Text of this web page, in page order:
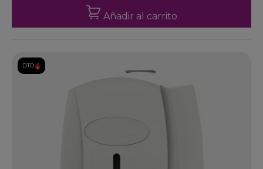
Añadir al carrito
DTO.